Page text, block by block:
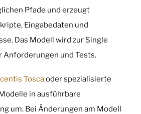
Pfade und erzeugt
Eingabedaten und
Das Modell wird zur Single
Anforderungen und Tests.
Toscaoder spezialisierte
in ausführbare
um. Bei Änderungen am Modell